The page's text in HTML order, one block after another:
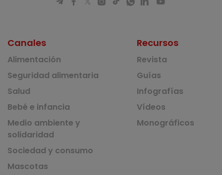
Canales
Alimentación
Seguridad alimentaria
Salud
Bebé e infancia
Medio ambiente y
solidaridad
Sociedad y consumo
Mascotas
Recursos
Revista
Guías
Infografías
Vídeos
Monográficos